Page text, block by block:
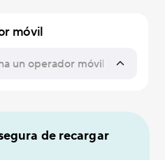
móvil
de recargar